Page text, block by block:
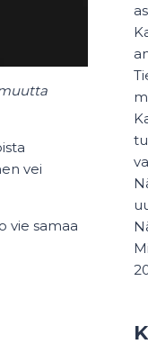
vei
vie samaa